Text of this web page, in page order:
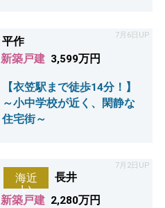
7月6日UP
平作
新築戸建 3,599万円
【衣笠駅まで徒歩14分！】
～小中学校が近く、閑静な
住宅街～
7月2日UP
海近
い
長井
新築戸建 2,280万円